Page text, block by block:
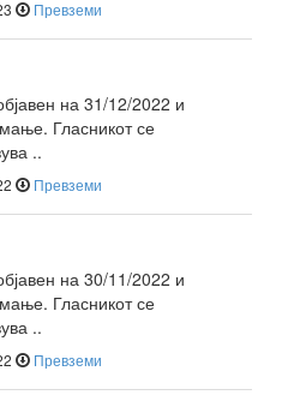
Превземи
на 31/12/2022 и
Гласникот се
..
Превземи
на 30/11/2022 и
Гласникот се
..
Превземи